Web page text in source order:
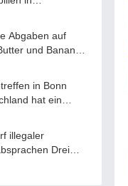
Abgaben auf
und Bananen
in Bonn
hat ein
her
illegaler
Drei